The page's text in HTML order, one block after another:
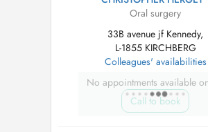
Oral surgery
33B avenue jf Kennedy,
L-1855 KIRCHBERG
Colleagues' availabilities
No appointments available
Call to book